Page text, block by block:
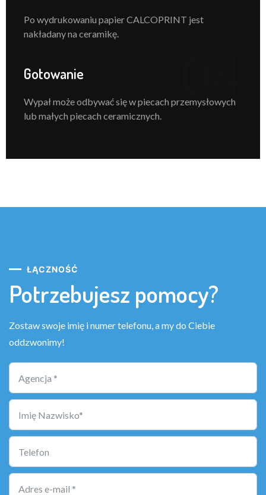
Po wydrukowaniu papier CALCOPRINT jest
nakładany na ceramikę.
Gotowanie
Wypał może odbywać się w piecach przemysłowych
lub małych piecach ceramicznych.
ŁĄCZNOŚĆ
Potrzebujesz pomocy?
Zostaw swoje imię i numer telefonu, a my do Ciebie
oddzwonimy!